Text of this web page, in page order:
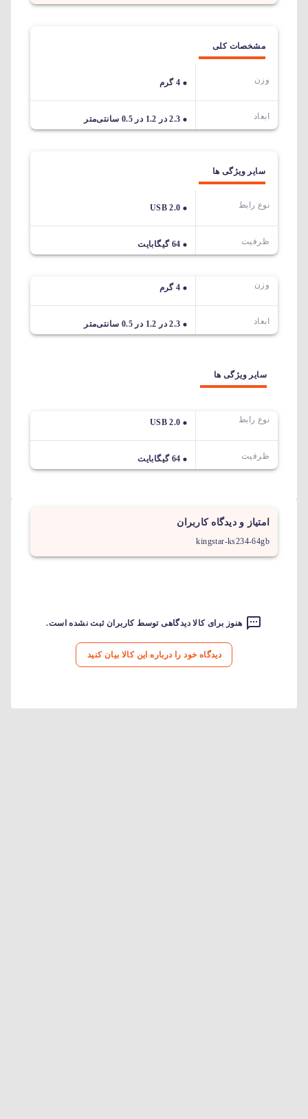
مشخصات کلی
وزن 4 گرم
ابعاد 2.3 در 1.2 در 0.5 سانتی‌متر
سایر ویژگی ها
نوع رابط USB 2.0
ظرفیت 64 گیگابایت
وزن 4 گرم
ابعاد 2.3 در 1.2 در 0.5 سانتی‌متر
سایر ویژگی ها
نوع رابط USB 2.0
ظرفیت 64 گیگابایت
امتیاز و دیدگاه کاربران
kingstar-ks234-64gb
هنوز برای کالا دیدگاهی توسط کاربران ثبت نشده است.
دیدگاه خود را درباره این کالا بیان کنید